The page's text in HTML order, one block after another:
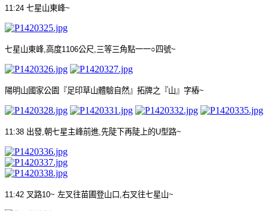
11:24 七星山東峰~
七星山東峰 高度1106公尺 三等三角點一一○四號~
陽明山國家公園『足印草山體驗自然』拓牌之『山』字樁~
11:38 出發 朝七星主峰前進 先陡下再陡上的U型路~
11:42 叉路10~ 左叉往苗圃登山口 右叉往七星山~